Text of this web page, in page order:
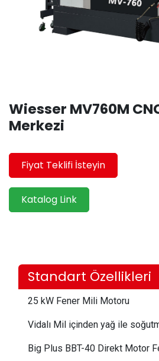
Wiesser MV760M
Merkezi
Fiyat Teklifi İsteyin
Katalog Link
Standart Özellikleri
25 kW Fener Mili Motoru
Vidalı Mil içinden yağ ile
Big Plus BBT-40 Direkt Motor